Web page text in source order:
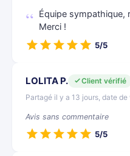
Équipe sympathique,
Merci !
5/5
LOLITA P.
Client vérifié
Partagé il y a 13 jours, date
Avis sans commentaire
5/5